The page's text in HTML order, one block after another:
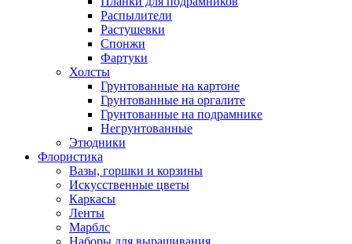
Распылители
Растушевки
Спонжи
Фартуки
Холсты
Грунтованные на картоне
Грунтованные на оргалите
Грунтованные на подрамнике
Негрунтованные
Этюдники
Флористика
Вазы, горшки и корзины
Искусственные цветы
Каркасы
Ленты
Марблс
Наборы для выращивания